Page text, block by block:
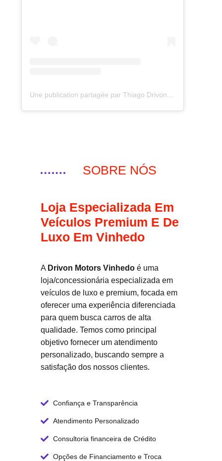
Une publication partagée par Thiago Drivon Exclusive Motors (@thiago_drivon)
SOBRE NÓS
Loja Especializada Em
Veículos Premium E De
Luxo Em Vinhedo
A Drivon Motors Vinhedoé uma
loja/concessionária especializada em
veículos de luxo e premium, focada em
oferecer uma experiência diferenciada
para quem busca carros de alta
qualidade. Temos como principal
objetivo fornecer um atendimento
personalizado, buscando sempre a
satisfação dos nossos clientes.
Confiança e Transparência
Atendimento Personalizado
Consultoria financeira de Crédito
Opções de Financiamento e Troca